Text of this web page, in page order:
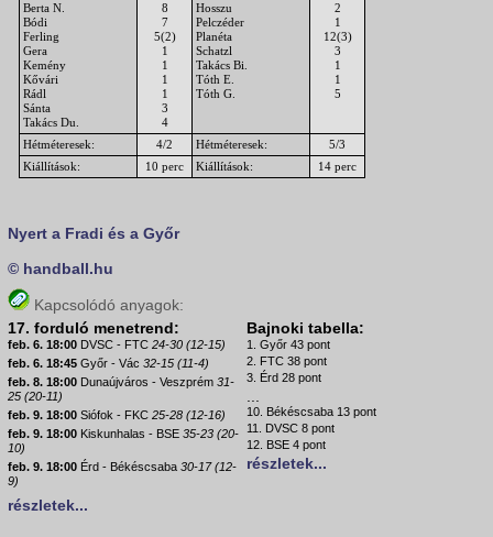
Berta N.
Bódi
Ferling
Gera
Kemény
Kővári
Rádl
Sánta
Takács Du.
8
7
5(2)
1
1
1
1
3
4
Hosszu
Pelczéder
Planéta
Schatzl
Takács Bi.
Tóth E.
Tóth G.
2
1
12(3)
3
1
1
5
Hétméteresek: 4/2 Hétméteresek:
5/3
Kiállítások:
10 perc Kiállítások: 14 perc
Nyert a Fradi és a Győr
© handball.hu
Kapcsolódó anyagok:
17. forduló menetrend:
feb. 6. 18:00 DVSC - FTC 24-30 (12-15)
feb. 6. 18:45 Győr - Vác 32-15 (11-4)
feb. 8. 18:00 Dunaújváros - Veszprém 31-
25 (20-11)
feb. 9. 18:00 Siófok - FKC 25-28 (12-16)
feb. 9. 18:00 Kiskunhalas - BSE 35-23 (20-
10)
feb. 9. 18:00 Érd - Békéscsaba 30-17 (12-
9)
részletek...
Bajnoki tabella:
1. Győr 43 pont
2. FTC 38 pont
3. Érd 28 pont
...
10. Békéscsaba 13 pont
11. DVSC 8 pont
12. BSE 4 pont
részletek...